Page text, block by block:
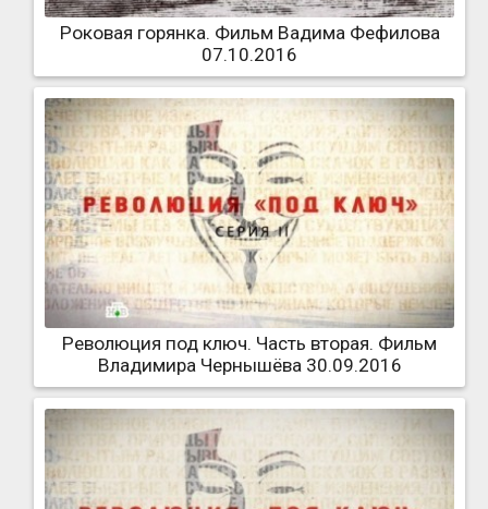
Роковая горянка. Фильм Вадима Фефилова
07.10.2016
Революция под ключ. Часть вторая. Фильм
Владимира Чернышёва 30.09.2016